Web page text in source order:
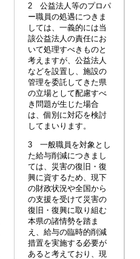
2 公益法人等のプロパ
ー職員の処遇につきま
しては、一義的には当
該公益法人の責任にお
いて処理すべきものと
考えますが、公益法人
などを設置し、施設の
管理を委託してきた県
の立場として配慮すべ
き問題が生じた場合
は、個別に対応を検討
してまいります。
3 一般職員を対象とし
た給与削減につきまし
ては、災害の復旧・復
興に資するため、現下
の財政状況や全国から
の支援を受けて災害の
復旧・復興に取り組む
本県の諸情勢を踏ま
え、給与の臨時的削減
措置を実施する必要が
あると考えており、現